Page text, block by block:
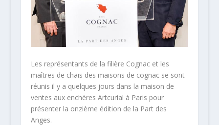
Les représentants de la filière Cognac et les
maîtres de chais des maisons de cognac se sont
réunis il y a quelques jours dans la maison de
ventes aux enchères Artcurial à Paris pour
présenter la onzième édition de la Part des
Anges.